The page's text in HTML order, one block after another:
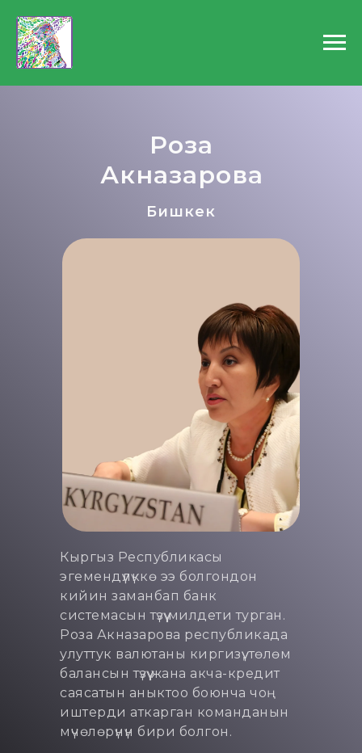
Бишкек
Роза
Акназарова
Кыргыз Республикасы
эгемендүүлүккө ээ болгондон
кийин заманбап банк
системасын түзүү милдети турган.
Роза Акназарова республикада
улуттук валютаны киргизүү, төлөм
балансын түзүү жана акча-кредит
саясатын аныктоо боюнча чоң
иштерди аткарган команданын
мүчөлөрүнүн бири болгон.